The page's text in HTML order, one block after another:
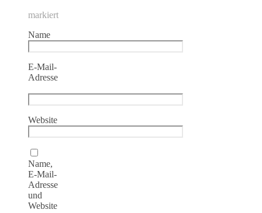
markiert
Name
E-Mail-
Adresse
Website
Name,
E-Mail-
Adresse
und
Website